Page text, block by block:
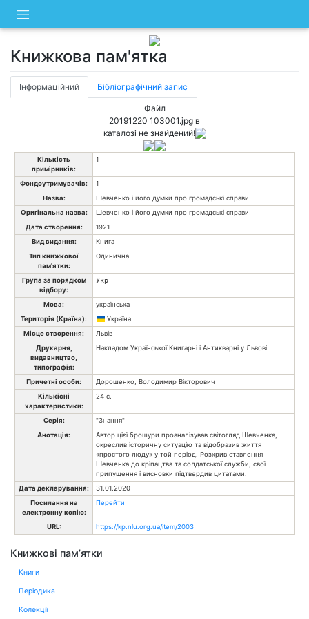
content
Книжкова пам'ятка
Інформаційний Бібліографічний запис
Файл
20191220_103001.jpg в
каталозі не знайдений!
Кількість
примірників:
1
Фондоутримувачів:
1
Назва:
Шевченко і його думки про громадські справи
Оригінальна назва:
Шевченко і його думки про громадські справи
Дата створення:
1921
Вид видання:
Книга
Тип книжкової
пам'ятки:
Одинична
Група за порядком
відбору:
Укр
Мова:
українська
Територія (Країна):
Україна
Місце створення:
Львів
Друкарня,
видавництво,
типографія:
Накладом Української Книгарні і Антикварні у Львові
Причетні особи:
Дорошенко, Володимир Вікторович
Кількісні
характеристики:
24 с.
Серія:
"Знання"
Анотація:
Автор цієї брошури проаналізував світогляд Шевченка,
окреслив історичну ситуацію та відобразив життя
«простого люду» у той період. Розкрив ставлення
Шевченка до кріпацтва та солдатської служби, свої
припущення і висновки підтвердив цитатами.
Дата декларування:
31.01.2020
Посилання на
електронну копію:
Перейти
URL: https://kp.nlu.org.ua/item/2003
Книжкові пам’ятки
Книги
Періодика
Колекції